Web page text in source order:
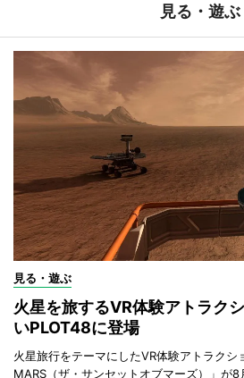
見る・遊ぶ
見る・遊ぶ
火星を旅するVR体験アトラク
いPLOT48に登場
火星旅行をテーマにしたVR体験アトラクシ
MARS（ザ・サンセットオブマーズ）」が